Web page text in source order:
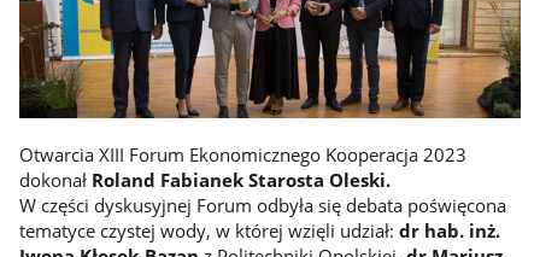
Otwarcia XIII Forum Ekonomicznego Kooperacja 2023
dokonał Roland Fabianek Starosta Oleski.
W części dyskusyjnej Forum odbyła się debata poświęcona
tematyce czystej wody, w której wzięli udział: dr hab. inż.